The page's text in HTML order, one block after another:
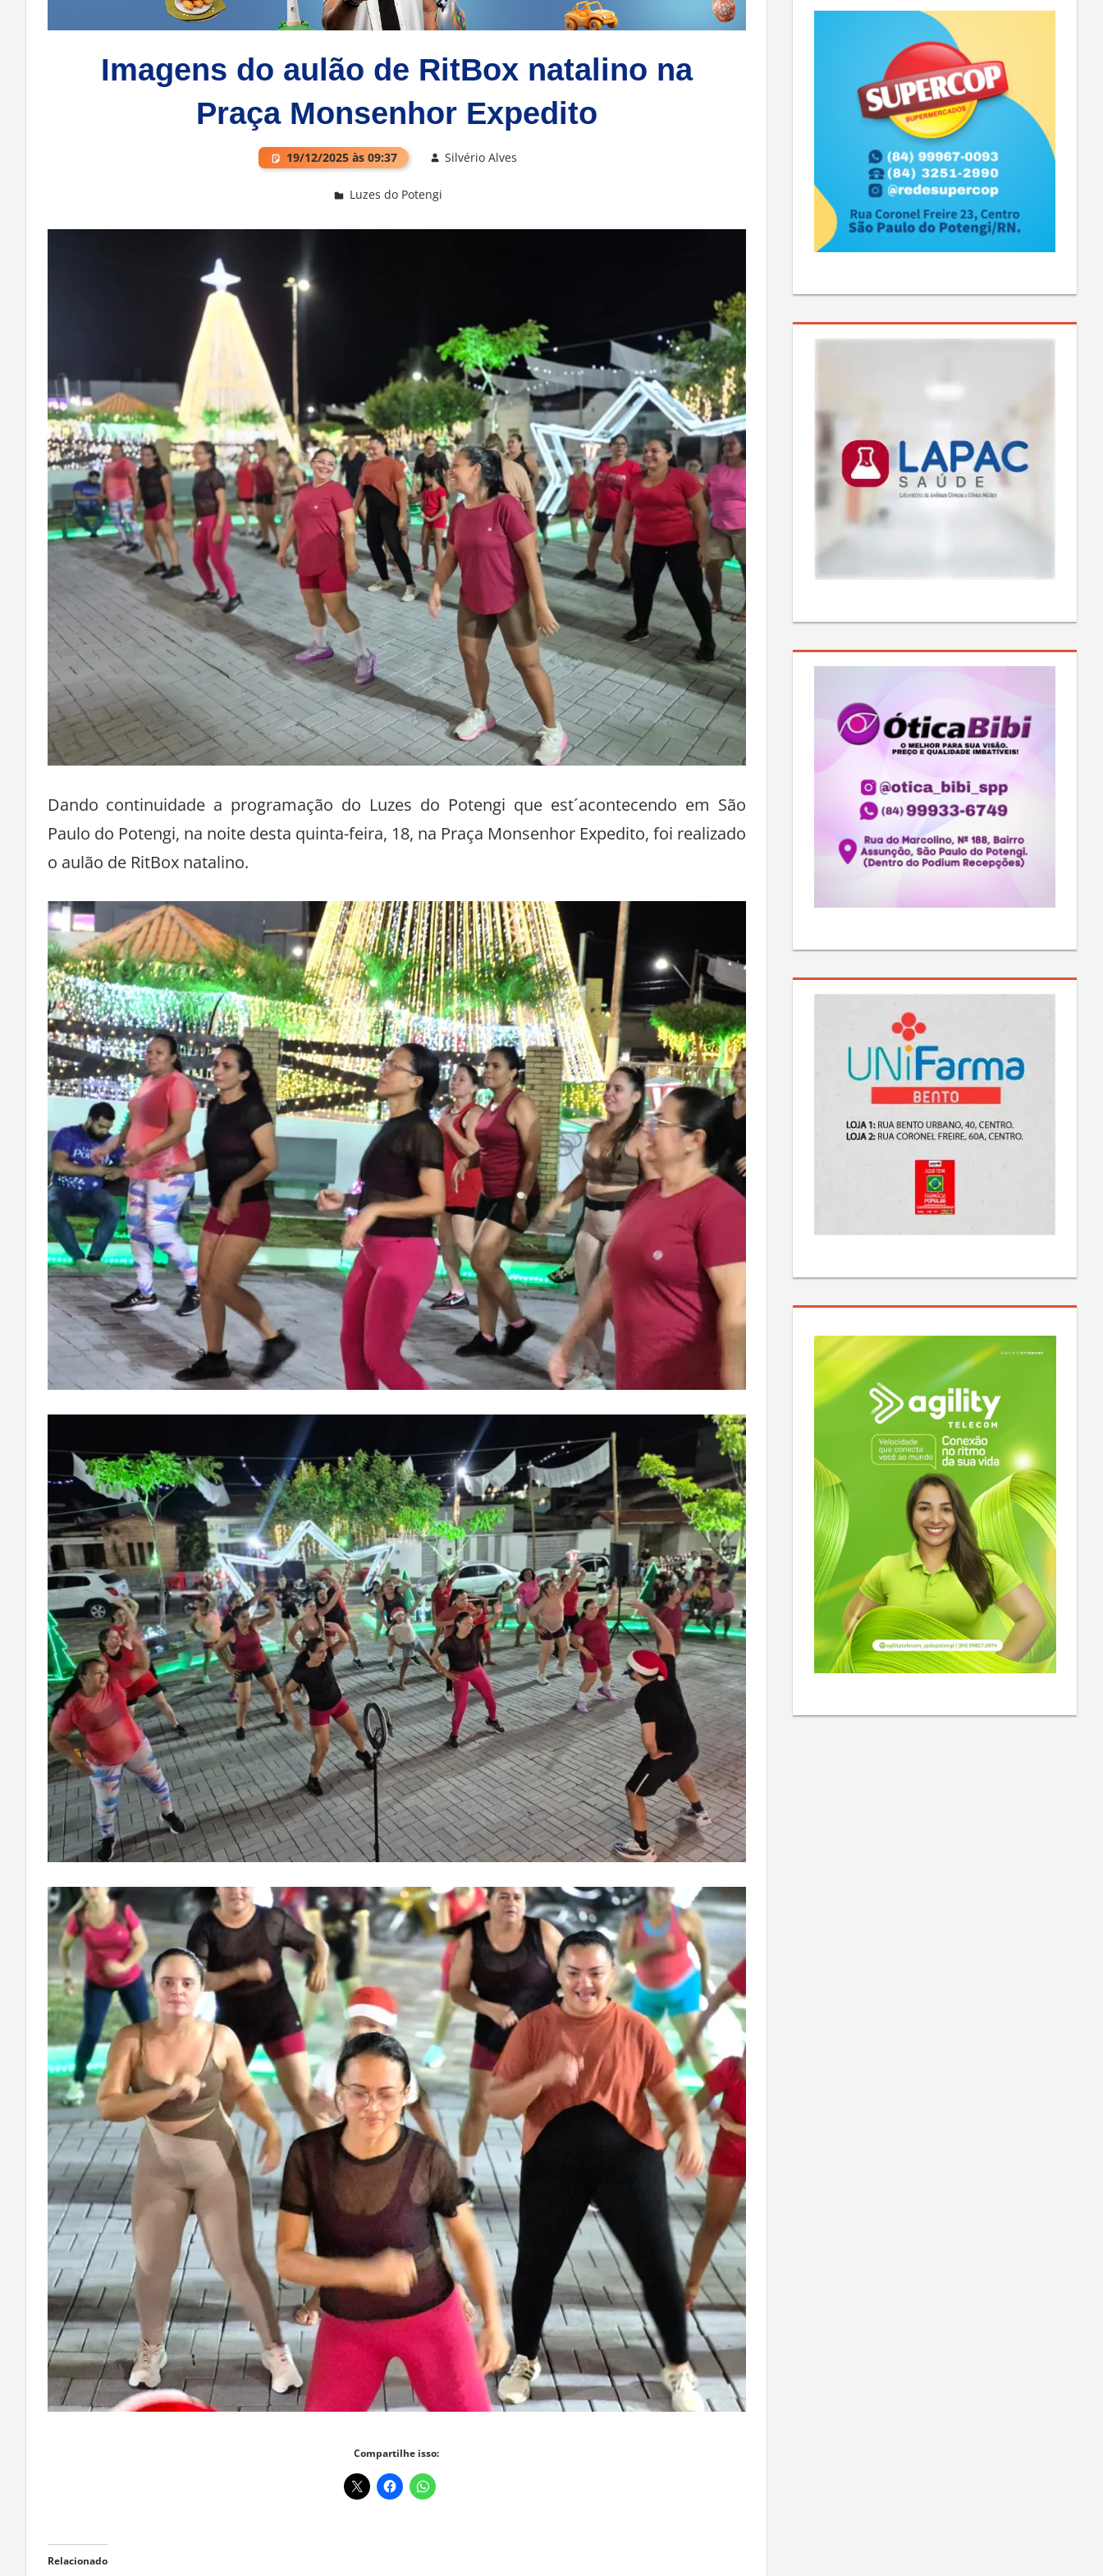
Imagens do aulão de RitBox natalino na
Praça Monsenhor Expedito
19/12/2025 às 09:37
Luzes do Potengi
Dando continuidade a programação do Luzes do Potengi que est´acontecendo em São
Paulo do Potengi, na noite desta quinta-feira, 18, na Praça Monsenhor Expedito, foi realizado
o aulão de RitBox natalino.
Compartilhe isso: